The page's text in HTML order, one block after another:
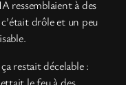
ressemblaient à des
drôle et un peu
restait décelable :